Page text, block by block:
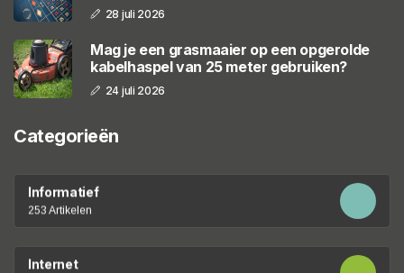
28 juli 2026
Mag je een grasmaaier op een opgerolde
kabelhaspel van 25 meter gebruiken?
24 juli 2026
Categorieën
Informatief
253 Artikelen
Internet